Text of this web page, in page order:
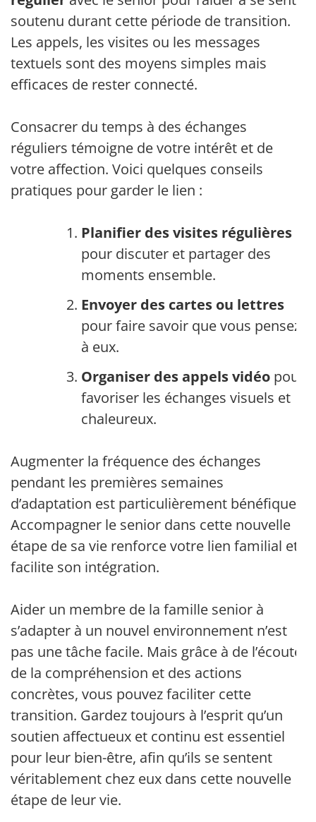
soutenu durant cette période de transition.
Les appels, les visites ou les messages
textuels sont des moyens simples mais
efficaces de rester connecté.
Consacrer du temps à des échanges
réguliers témoigne de votre intérêt et de
votre affection. Voici quelques conseils
pratiques pour garder le lien :
Planifier des visites régulières
pour discuter et partager des
moments ensemble.
Envoyer des cartes ou lettres
pour faire savoir que vous pensez
à eux.
Organiser des appels vidéo pour
favoriser les échanges visuels et
chaleureux.
Augmenter la fréquence des échanges
pendant les premières semaines
d’adaptation est particulièrement bénéfique.
Accompagner le senior dans cette nouvelle
étape de sa vie renforce votre lien familial et
facilite son intégration.
Aider un membre de la famille senior à
s’adapter à un nouvel environnement n’est
pas une tâche facile. Mais grâce à de l’écoute,
de la compréhension et des actions
concrètes, vous pouvez faciliter cette
transition. Gardez toujours à l’esprit qu’un
soutien affectueux et continu est essentiel
pour leur bien-être, afin qu’ils se sentent
véritablement chez eux dans cette nouvelle
étape de leur vie.